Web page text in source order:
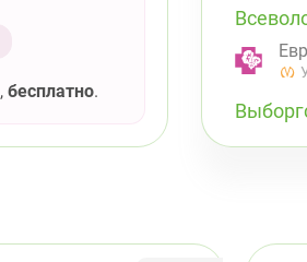
, бесплатно.